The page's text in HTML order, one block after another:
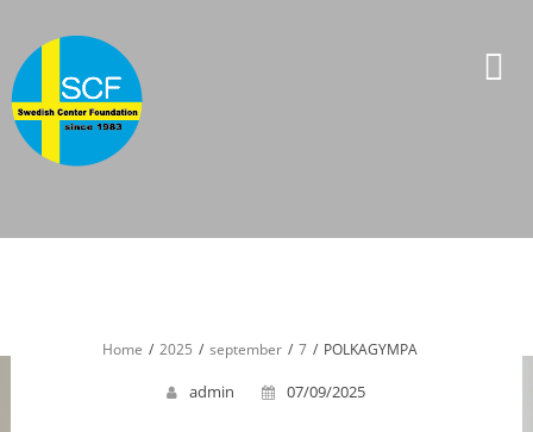
content
Home 2025 september 7 POLKAGYMPA
admin 07/09/2025